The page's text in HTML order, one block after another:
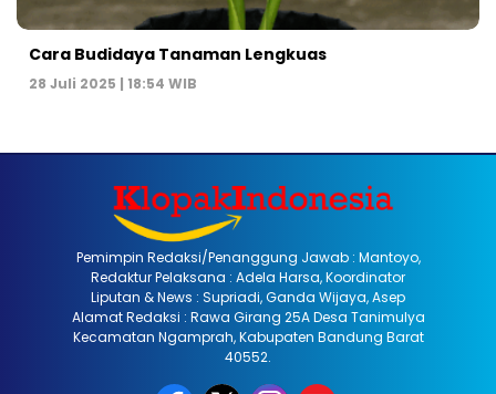
Cara Budidaya Tanaman Lengkuas
28 Juli 2025 | 18:54 WIB
Pemimpin Redaksi/Penanggung Jawab : Mantoyo,
Redaktur Pelaksana : Adela Harsa, Koordinator
Liputan & News : Supriadi, Ganda Wijaya, Asep
Alamat Redaksi : Rawa Girang 25A Desa Tanimulya
Kecamatan Ngamprah, Kabupaten Bandung Barat
40552.